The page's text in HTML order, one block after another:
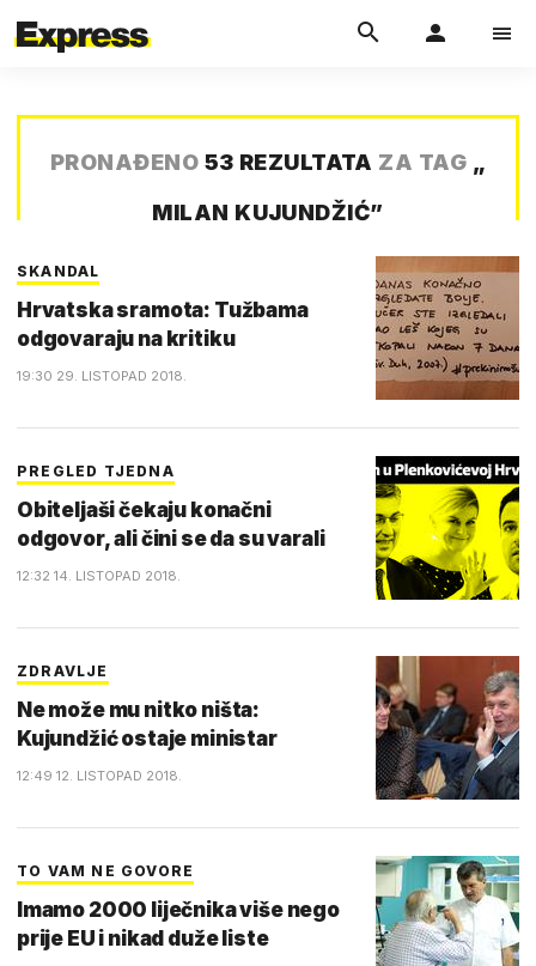
PRONAĐENO 53 REZULTATA ZA TAG „
MILAN KUJUNDŽIĆ”
SKANDAL
Hrvatska sramota: Tužbama
odgovaraju na kritiku
19:30 29. LISTOPAD 2018.
PREGLED TJEDNA
Obiteljaši čekaju konačni
odgovor, ali čini se da su varali
12:32 14. LISTOPAD 2018.
ZDRAVLJE
Ne može mu nitko ništa:
Kujundžić ostaje ministar
12:49 12. LISTOPAD 2018.
TO VAM NE GOVORE
Imamo 2000 liječnika više nego
prije EU i nikad duže liste